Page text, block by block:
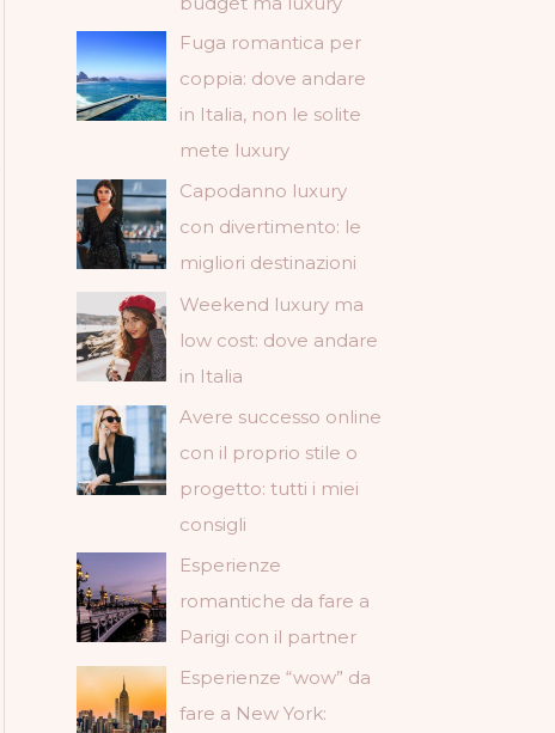
Fuga romantica per
coppia: dove andare
in Italia, non le solite
mete luxury
Capodanno luxury
con divertimento: le
migliori destinazioni
Weekend luxury ma
low cost: dove andare
in Italia
Avere successo online
con il proprio stile o
progetto: tutti i miei
consigli
Esperienze
romantiche da fare a
Parigi con il partner
Esperienze “wow” da
fare a New York: